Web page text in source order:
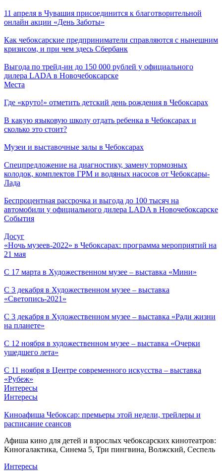
11 апреля в Чувашия присоединится к благотворительной
онлайн акции «День Заботы»
Как чебоксарские предприниматели справляются с нынешним
кризисом, и при чем здесь Сбербанк
Выгода по трейд-ин до 150 000 рублей у официального
дилера LADA в Новочебоксарске
Места
Где «круто!» отметить детский день рождения в Чебоксарах
В какую языковую школу отдать ребенка в Чебоксарах и
сколько это стоит?
Музеи и выставочные залы в Чебоксарах
Спецпредложение на диагностику, замену тормозных
колодок, комплектов ГРМ и водяных насосов от Чебоксары-
Лада
Беспроцентная рассрочка и выгода до 100 тысяч на
автомобили у официального дилера LADA в Новочебоксарске
События
Досуг
«Ночь музеев-2022» в Чебоксарах: программа мероприятий на
21 мая
С 17 марта в Художественном музее – выставка «Мини»
С 3 декабря в Художественном музее – выставка
«Светопись-2021»
С 3 декабря в Художественном музее – выставка «Ради жизни
на планете»
С 12 ноября в художественном музее – выставка «Очерки
ушедшего лета»
С 11 ноября в Центре современного искусства – выставка
«Рубеж»
Интересы
Интересы
Киноафиша Чебоксар: премьеры этой недели, трейлеры и
расписание сеансов
Афиша кино для детей и взрослых чебоксарских кинотеатров:
Киногалактика, Синема 5, Три пингвина, Волжский, Сеспель
Интересы